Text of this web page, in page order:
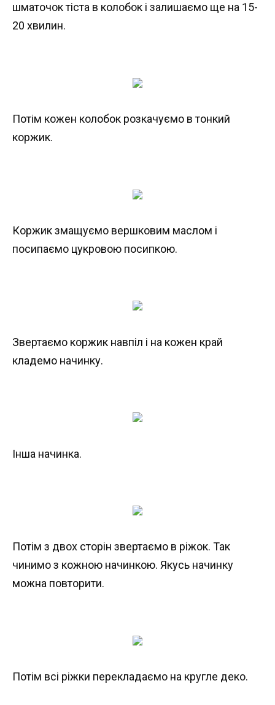
шматочок тіста в колобок і залишаємо ще на 15-
20 хвилин.
Потім кожен колобок розкачуємо в тонкий
коржик.
Коржик змащуємо вершковим маслом і
посипаємо цукровою посипкою.
Звертаємо коржик навпіл і на кожен край
кладемо начинку.
Інша начинка.
Потім з двох сторін звертаємо в ріжок. Так
чинимо з кожною начинкою. Якусь начинку
можна повторити.
Потім всі ріжки перекладаємо на кругле деко.